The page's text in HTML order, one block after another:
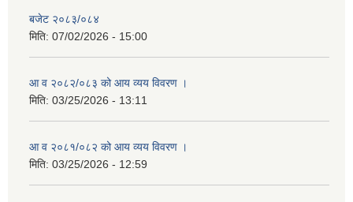
बजेट २०८३/०८४
मिति: 07/02/2026 - 15:00
आ व २०८२/०८३ को आय व्यय विवरण ।
मिति: 03/25/2026 - 13:11
आ व २०८१/०८२ को आय व्यय विवरण ।
मिति: 03/25/2026 - 12:59